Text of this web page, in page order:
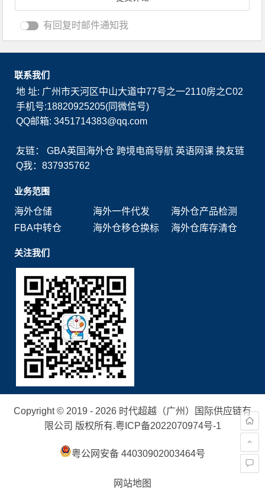
有回复时邮件通知我
联系我们
地 址: 广州市天河区中山大道中77号之一2110房之C02
手机号:18820925205(同微信号)
QQ邮箱: 3451714383@qq.com
友链：GBA英国海外仓 跨境电商导航 英语网课 换友链
Q我：837935762
业务范围
海外仓储
海外一件代发
海外仓产品检测
FBA中转仓
海外仓移仓换标 海外仓库存清仓
关注我们
Copyright © 2019 - 2026 时代超越（广州）国际供应链有
限公司 版权所有.粤ICP备2022070974号-1
粤公网安备 44030902003464号
网站地图